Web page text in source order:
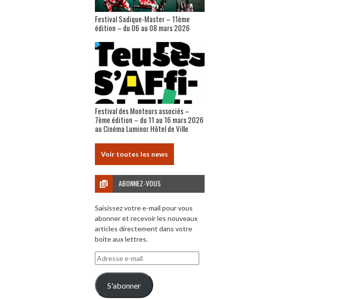
Festival Sadique-Master – 11ème
édition – du 06 au 08 mars 2026
Festival des Monteurs associés –
7ème édition – du 11 au 16 mars 2026
au Cinéma Luminor Hôtel de Ville
Voir toutes les news
ABONNEZ-VOUS
Saisissez votre e-mail pour vous
abonner et recevoir les nouveaux
articles directement dans votre
boite aux lettres.
Adresse
e-
mail
S'abonner